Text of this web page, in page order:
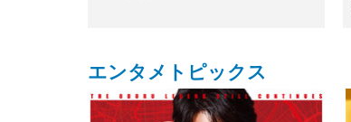
エンタメトピックス